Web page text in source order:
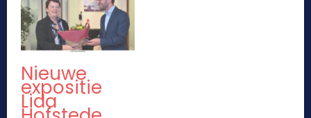
Nieuwe
expositie
Lida